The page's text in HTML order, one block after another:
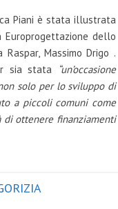
Piani è stata illustrata
Europrogettazione dello
Massimo Drigo .
sia stata
“un’occasione
solo per lo sviluppo di
a piccoli comuni come
di ottenere finanziamenti